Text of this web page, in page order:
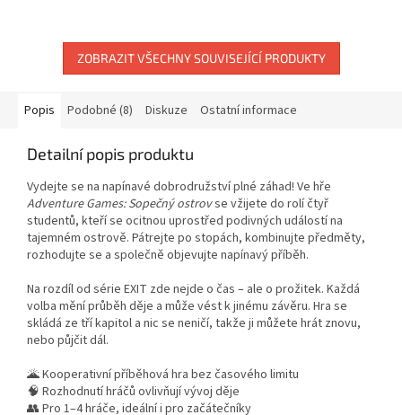
ZOBRAZIT VŠECHNY SOUVISEJÍCÍ PRODUKTY
Popis Podobné (8) Diskuze Ostatní informace
Detailní popis produktu
Vydejte se na napínavé dobrodružství plné záhad! Ve hře
Adventure Games: Sopečný ostrovse vžijete do rolí čtyř
studentů, kteří se ocitnou uprostřed podivných událostí na
tajemném ostrově. Pátrejte po stopách, kombinujte předměty,
rozhodujte se a společně objevujte napínavý příběh.
Na rozdíl od série EXIT zde nejde o čas – ale o prožitek. Každá
volba mění průběh děje a může vést k jinému závěru. Hra se
skládá ze tří kapitol a nic se neničí, takže ji můžete hrát znovu,
nebo půjčit dál.
🌋 Kooperativní příběhová hra bez časového limitu
🧠 Rozhodnutí hráčů ovlivňují vývoj děje
👥 Pro 1–4 hráče, ideální i pro začátečníky